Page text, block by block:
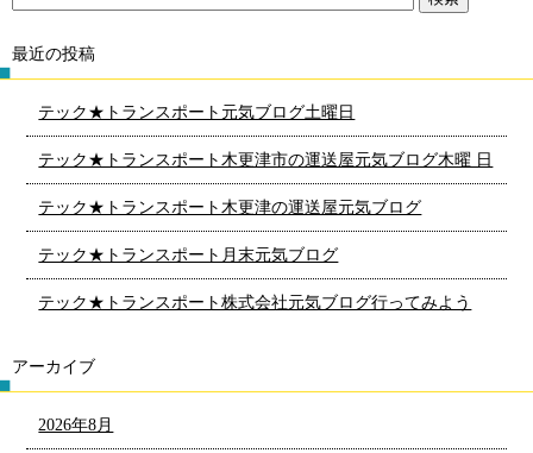
最近の投稿
テック★トランスポート元気ブログ土曜日
テック★トランスポート木更津市の運送屋元気ブログ木曜 日
テック★トランスポート木更津の運送屋元気ブログ
テック★トランスポート月末元気ブログ
テック★トランスポート株式会社元気ブログ行ってみよう
アーカイブ
2026年8月